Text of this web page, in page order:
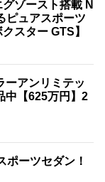
ゾースト搭載 N
ピュアスポーツ
スター GTS】
ーアンリミテッ
中【625万円】2
ポーツセダン！